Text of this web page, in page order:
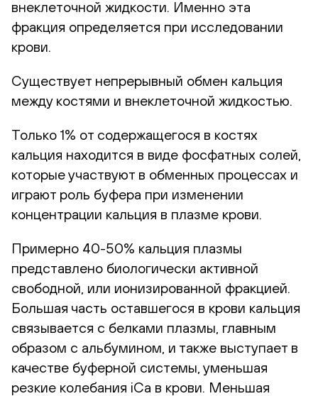
внеклеточной жидкости. Именно эта
фракция определяется при исследовании
крови.
Существует непрерывный обмен кальция
между костями и внеклеточной жидкостью.
Только 1% от содержащегося в костях
кальция находится в виде фосфатных солей,
которые участвуют в обменных процессах и
играют роль буфера при изменении
концентрации кальция в плазме крови.
Примерно 40-50% кальция плазмы
представлено биологически активной
свободной, или ионизированной фракцией.
Большая часть оставшегося в крови кальция
связывается с белками плазмы, главным
образом с альбумином, и также выступает в
качестве буферной системы, уменьшая
резкие колебания iCa в крови. Меньшая